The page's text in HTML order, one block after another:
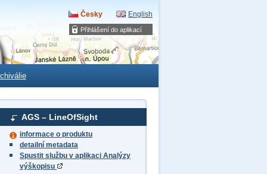
Přihlášení do aplikací
Česky English
AGS – LineOfSight
informace o produktu
detailní metadata
Spustit službu v aplikaci Analýzy
výškopisu